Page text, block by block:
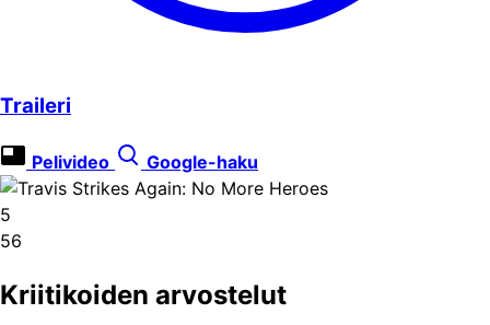
Traileri
Pelivideo Google-haku
5
56
Kriitikoiden arvostelut